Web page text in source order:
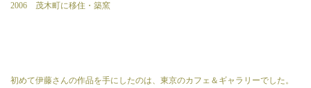
2006 茂木町に移住・築窯
初めて伊藤さんの作品を手にしたのは、東京のカフェ＆ギャラリーでした。